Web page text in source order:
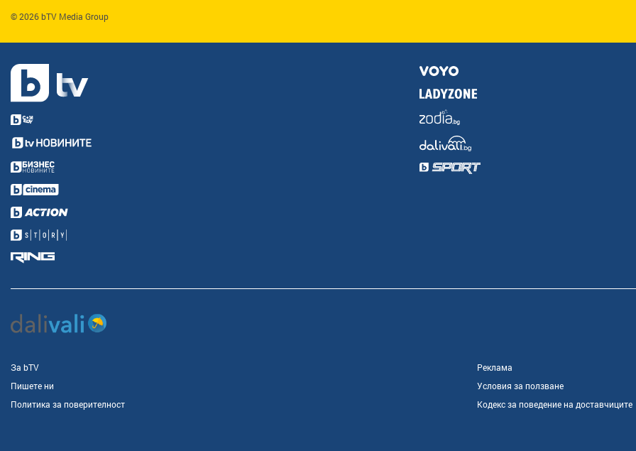
© 2026 bTV Media Group
За bTV
Реклама
Пишете ни
Условия за ползване
Политика за поверителност
Кодекс за поведение на доставчиците